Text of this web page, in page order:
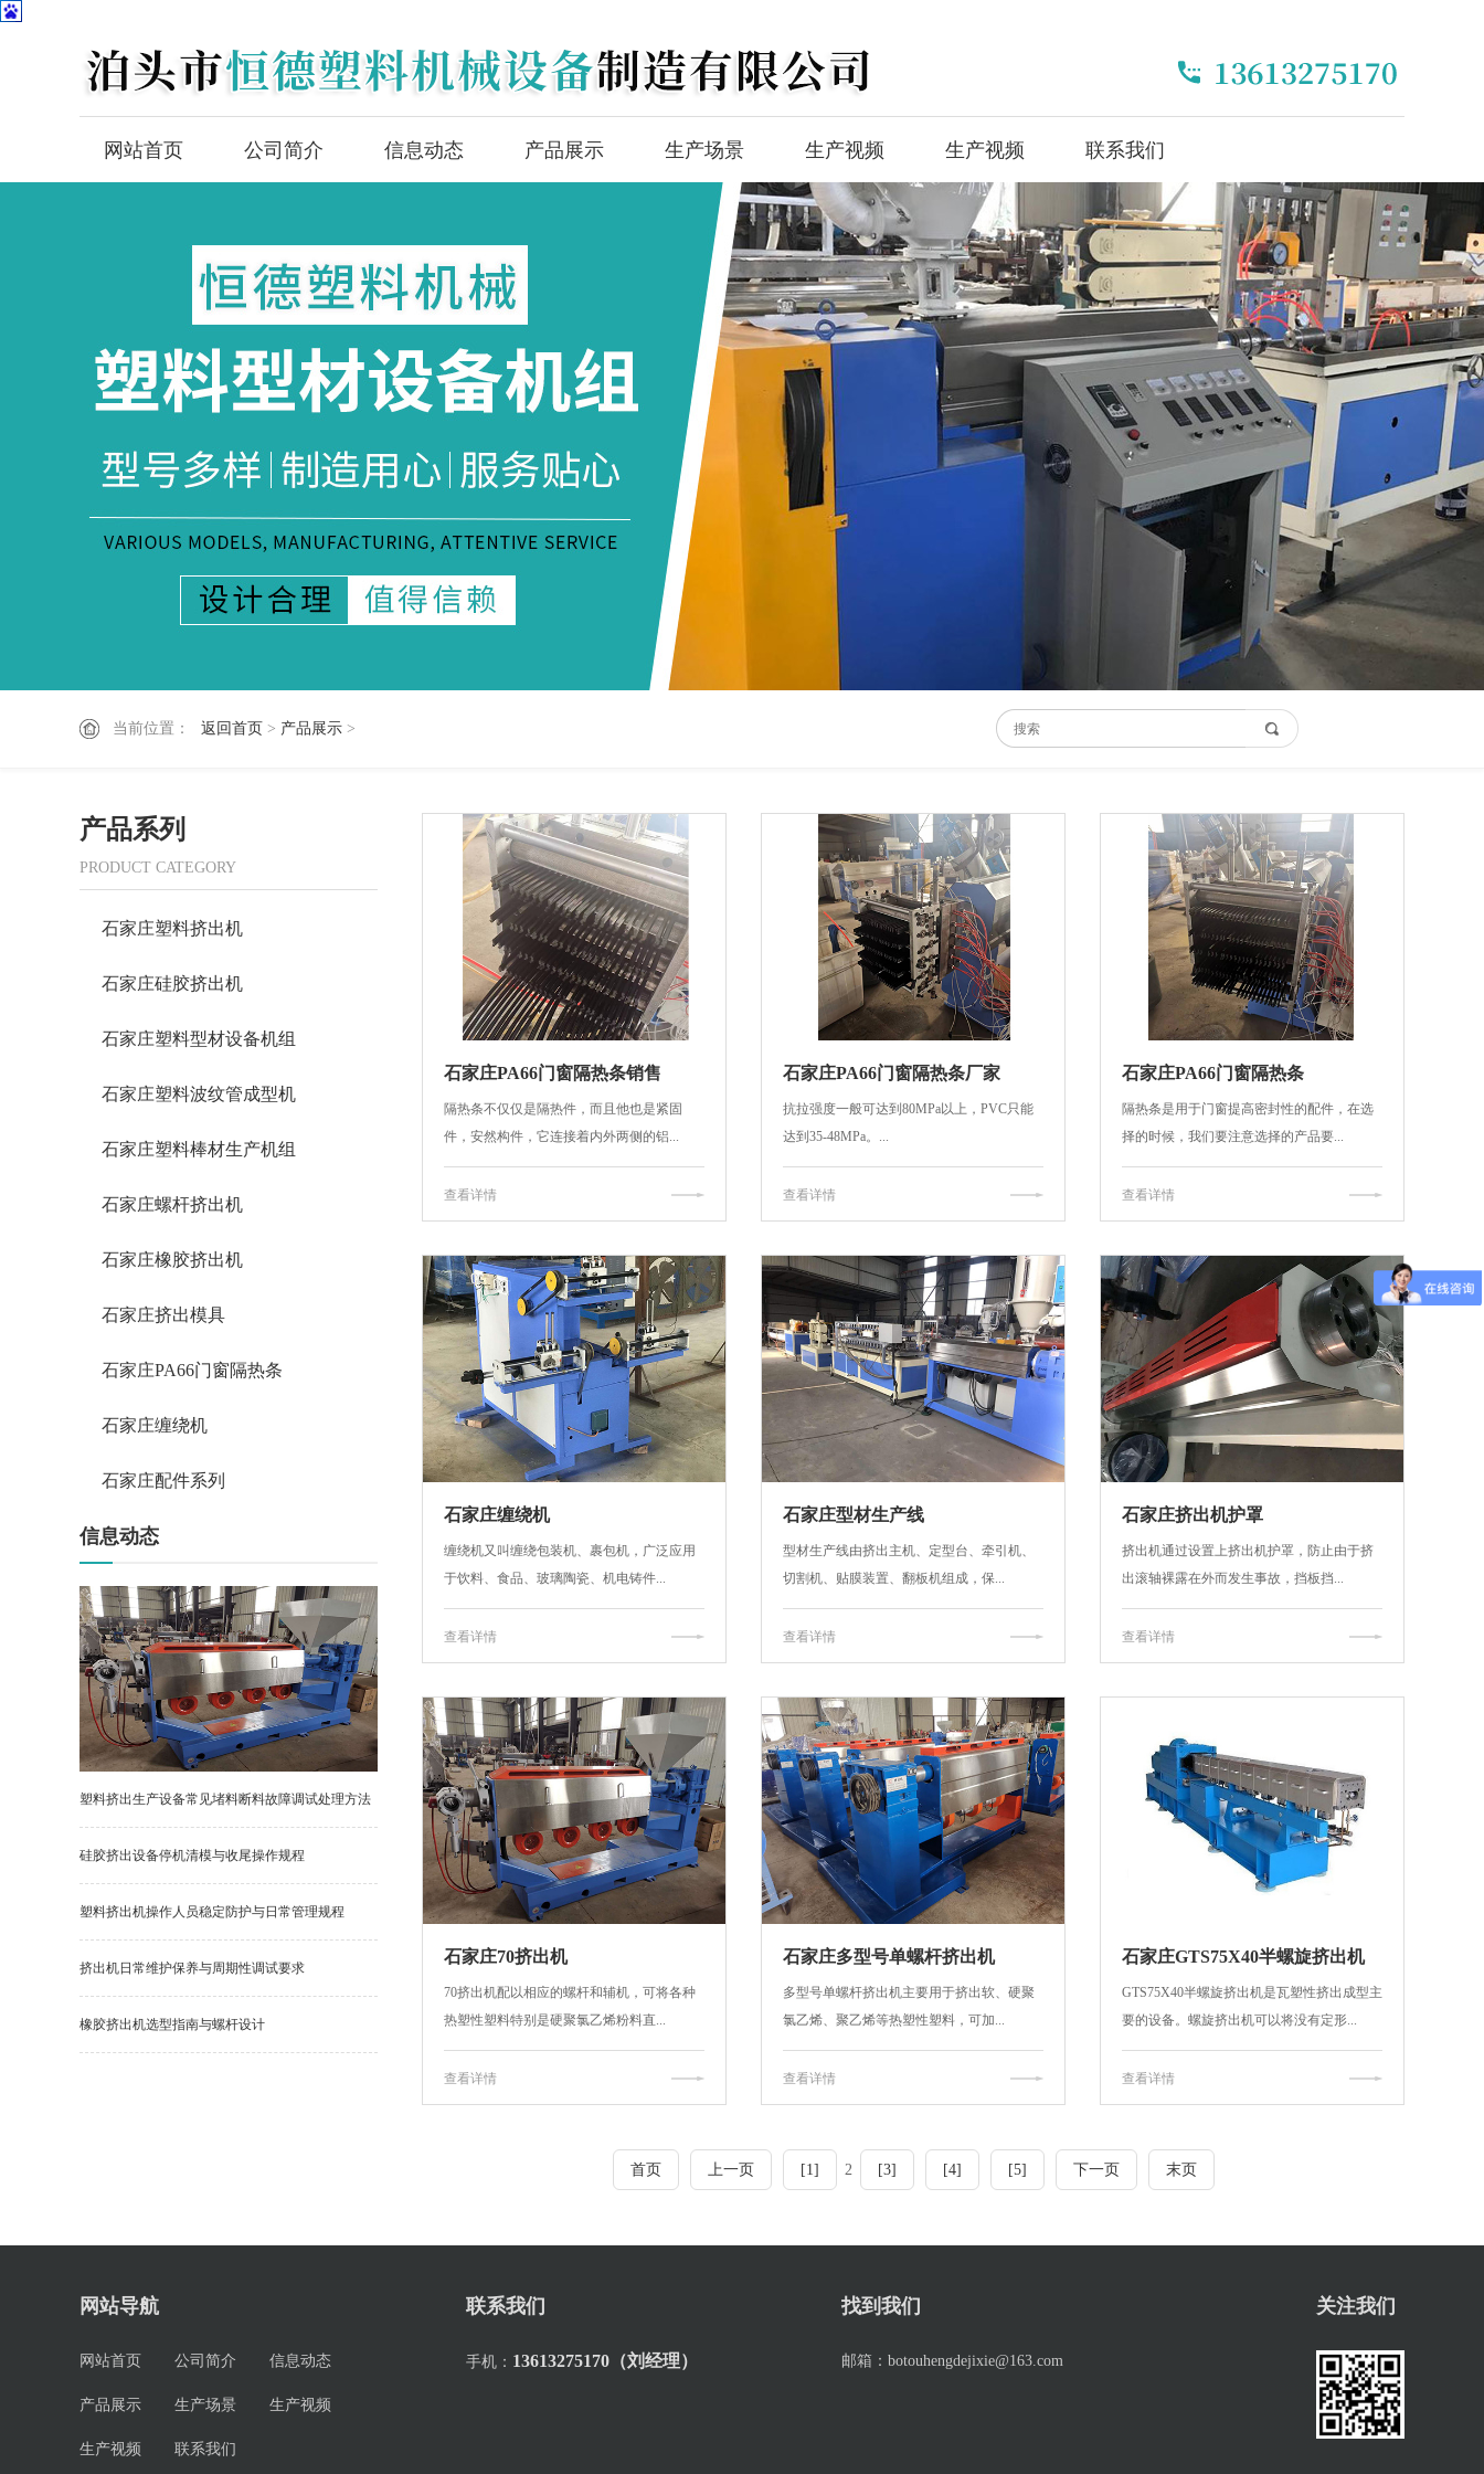
网站首页 公司简介 信息动态 产品展示 生产场景 生产视频 生产视频 联系我们
当前位置： 返回首页 > 产品展示 >
产品系列
PRODUCT CATEGORY
石家庄塑料挤出机
石家庄硅胶挤出机
石家庄塑料型材设备机组
石家庄塑料波纹管成型机
石家庄塑料棒材生产机组
石家庄螺杆挤出机
石家庄橡胶挤出机
石家庄挤出模具
石家庄PA66门窗隔热条
石家庄缠绕机
石家庄配件系列
信息动态
塑料挤出生产设备常见堵料断料故障调试处理方法
硅胶挤出设备停机清模与收尾操作规程
塑料挤出机操作人员稳定防护与日常管理规程
挤出机日常维护保养与周期性调试要求
橡胶挤出机选型指南与螺杆设计
石家庄PA66门窗隔热条销售
隔热条不仅仅是隔热件，而且他也是紧固
件，安然构件，它连接着内外两侧的铝...
查看详情
石家庄PA66门窗隔热条厂家
抗拉强度一般可达到80MPa以上，PVC只能
达到35-48MPa。...
查看详情
石家庄PA66门窗隔热条
隔热条是用于门窗提高密封性的配件，在选
择的时候，我们要注意选择的产品要...
查看详情
石家庄缠绕机
缠绕机又叫缠绕包装机、裹包机，广泛应用
于饮料、食品、玻璃陶瓷、机电铸件...
查看详情
石家庄型材生产线
型材生产线由挤出主机、定型台、牵引机、
切割机、贴膜装置、翻板机组成，保...
查看详情
石家庄挤出机护罩
挤出机通过设置上挤出机护罩，防止由于挤
出滚轴裸露在外而发生事故，挡板挡...
查看详情
石家庄70挤出机
70挤出机配以相应的螺杆和辅机，可将各种
热塑性塑料特别是硬聚氯乙烯粉料直...
查看详情
石家庄多型号单螺杆挤出机
多型号单螺杆挤出机主要用于挤出软、硬聚
氯乙烯、聚乙烯等热塑性塑料，可加...
查看详情
石家庄GTS75X40半螺旋挤出机
GTS75X40半螺旋挤出机是瓦塑性挤出成型主
要的设备。螺旋挤出机可以将没有定形...
查看详情
首页 上一页 [1] 2 [3] [4] [5] 下一页 末页
网站导航
网站首页 公司简介 信息动态
产品展示 生产场景 生产视频
生产视频 联系我们
联系我们
手机： 13613275170（刘经理）
找到我们
邮箱： botouhengdejixie@163.com
关注我们